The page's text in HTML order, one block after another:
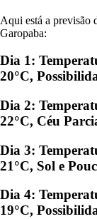
Aqui está a previsão
Garopaba:
Dia 1:
20°C,
Dia 2:
22°C, Céu
Dia 3:
21°C, Sol e
Dia 4:
19°C,